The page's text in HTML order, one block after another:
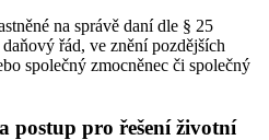
na správě daní dle § 25
řád, ve znění pozdějších
společný zmocněnec či společný
postup pro řešení životní